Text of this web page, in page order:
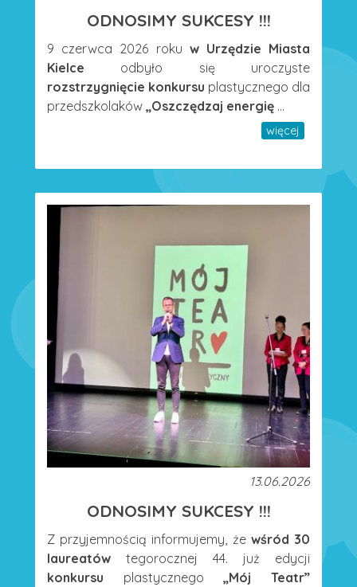
ODNOSIMY SUKCESY !!!
9 czerwca 2026 roku w Urzędzie Miasta
Kielce odbyło się uroczyste
rozstrzygnięcie konkursu plastycznego dla
przedszkolaków „Oszczędzaj energię ...
więcej
13.06.2026
ODNOSIMY SUKCESY !!!
Z przyjemnością informujemy, że wśród 30
laureatów tegorocznej 44. już edycji
konkursu plastycznego„Mój Teatr”